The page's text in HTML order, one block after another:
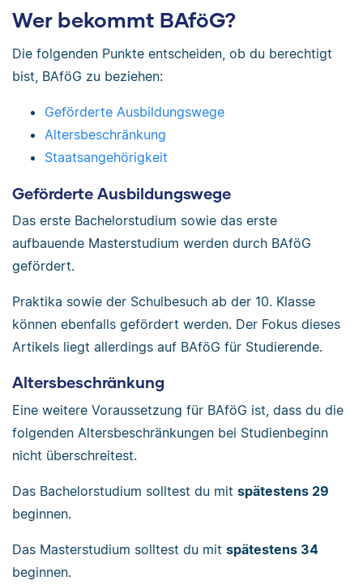
Wer bekommt BAföG?
Die folgenden Punkte entscheiden, ob du berechtigt
bist, BAföG zu beziehen:
Geförderte Ausbildungswege
Altersbeschränkung
Staatsangehörigkeit
Geförderte Ausbildungswege
Das erste Bachelorstudium sowie das erste
aufbauende Masterstudium werden durch BAföG
gefördert.
Praktika sowie der Schulbesuch ab der 10. Klasse
können ebenfalls gefördert werden. Der Fokus dieses
Artikels liegt allerdings auf BAföG für Studierende.
Altersbeschränkung
Eine weitere Voraussetzung für BAföG ist, dass du die
folgenden Altersbeschränkungen bei Studienbeginn
nicht überschreitest.
Das Bachelorstudium solltest du mit spätestens 29
beginnen.
Das Masterstudium solltest du mit spätestens 34
beginnen.